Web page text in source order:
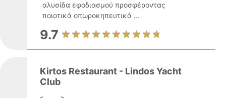
αλυσίδα εφοδιασμού προσφέροντας
ποιοτικά οπωροκηπευτικά ...
9.7
Kirtos Restaurant - Lindos Yacht
Club